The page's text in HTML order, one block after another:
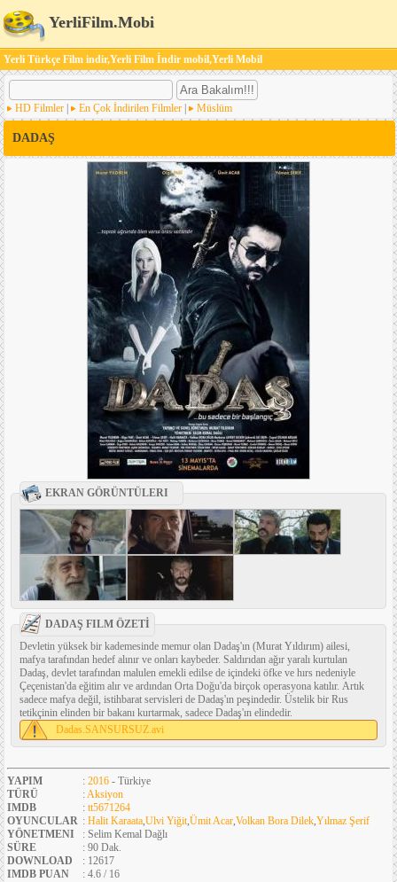
YerliFilm.Mobi
Yerli Türkçe Film indir,Yerli Film İndir mobil,Yerli Mobil
HD Filmler En Çok İndirilen Filmler Müslüm
DADAŞ
EKRAN GÖRÜNTÜLERI
DADAŞ FILM ÖZETİ
Devletin yüksek bir kademesinde memur olan Dadaş'ın (Murat Yıldırım) ailesi,
mafya tarafından hedef alınır ve onları kaybeder. Saldırıdan ağır yaralı kurtulan
Dadaş, devlet tarafından malulen emekli edilse de içindeki öfke ve hırs nedeniyle
Çeçenistan'da eğitim alır ve ardından Orta Doğu'da birçok operasyona katılır. Artık
sadece mafya değil, istihbarat servisleri de Dadaş'ın peşindedir. Üstelik bir Rus
tetikçinin elinden bir bakanı kurtarmak, sadece Dadaş'ın elindedir.
Dadas.SANSURSUZ.avi
YAPIM : 2016 - Türkiye
TÜRÜ
:Aksiyon
IMDB
: tt5671264
OYUNCULAR : Halit Karaata,Ulvi Yiğit,Ümit Acar,Volkan Bora Dilek,Yılmaz Şerif
YÖNETMENI
: Selim Kemal Dağlı
SÜRE
: 90 Dak.
DOWNLOAD
: 12617
IMDB PUAN
: 4.6 / 16